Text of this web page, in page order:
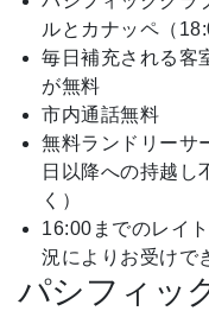
ルとカナッペ（
毎日補充される客
が無料
市内通話無料
無料ランドリーサ
日以降への持越し
く）
16:00までのレイ
況によりお受けで
パシフィッ